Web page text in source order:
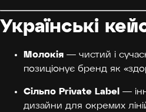
Українські
Молокія — чистий і
позиціонує бренд як
Сільпо Private Label —
дизайни для окремих